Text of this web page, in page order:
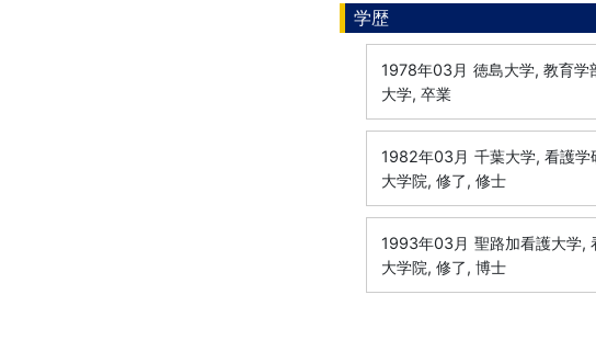
学歴
1978年03月 徳島大学, 教育学
大学, 卒業
1982年03月 千葉大学, 看護学
大学院, 修了, 修士
1993年03月 聖路加看護大学,
大学院, 修了, 博士